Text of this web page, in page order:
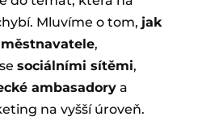
Mluvíme o tom, jak
,
sociálními sítěmi,
ambasadorya
na vyšší úroveň.